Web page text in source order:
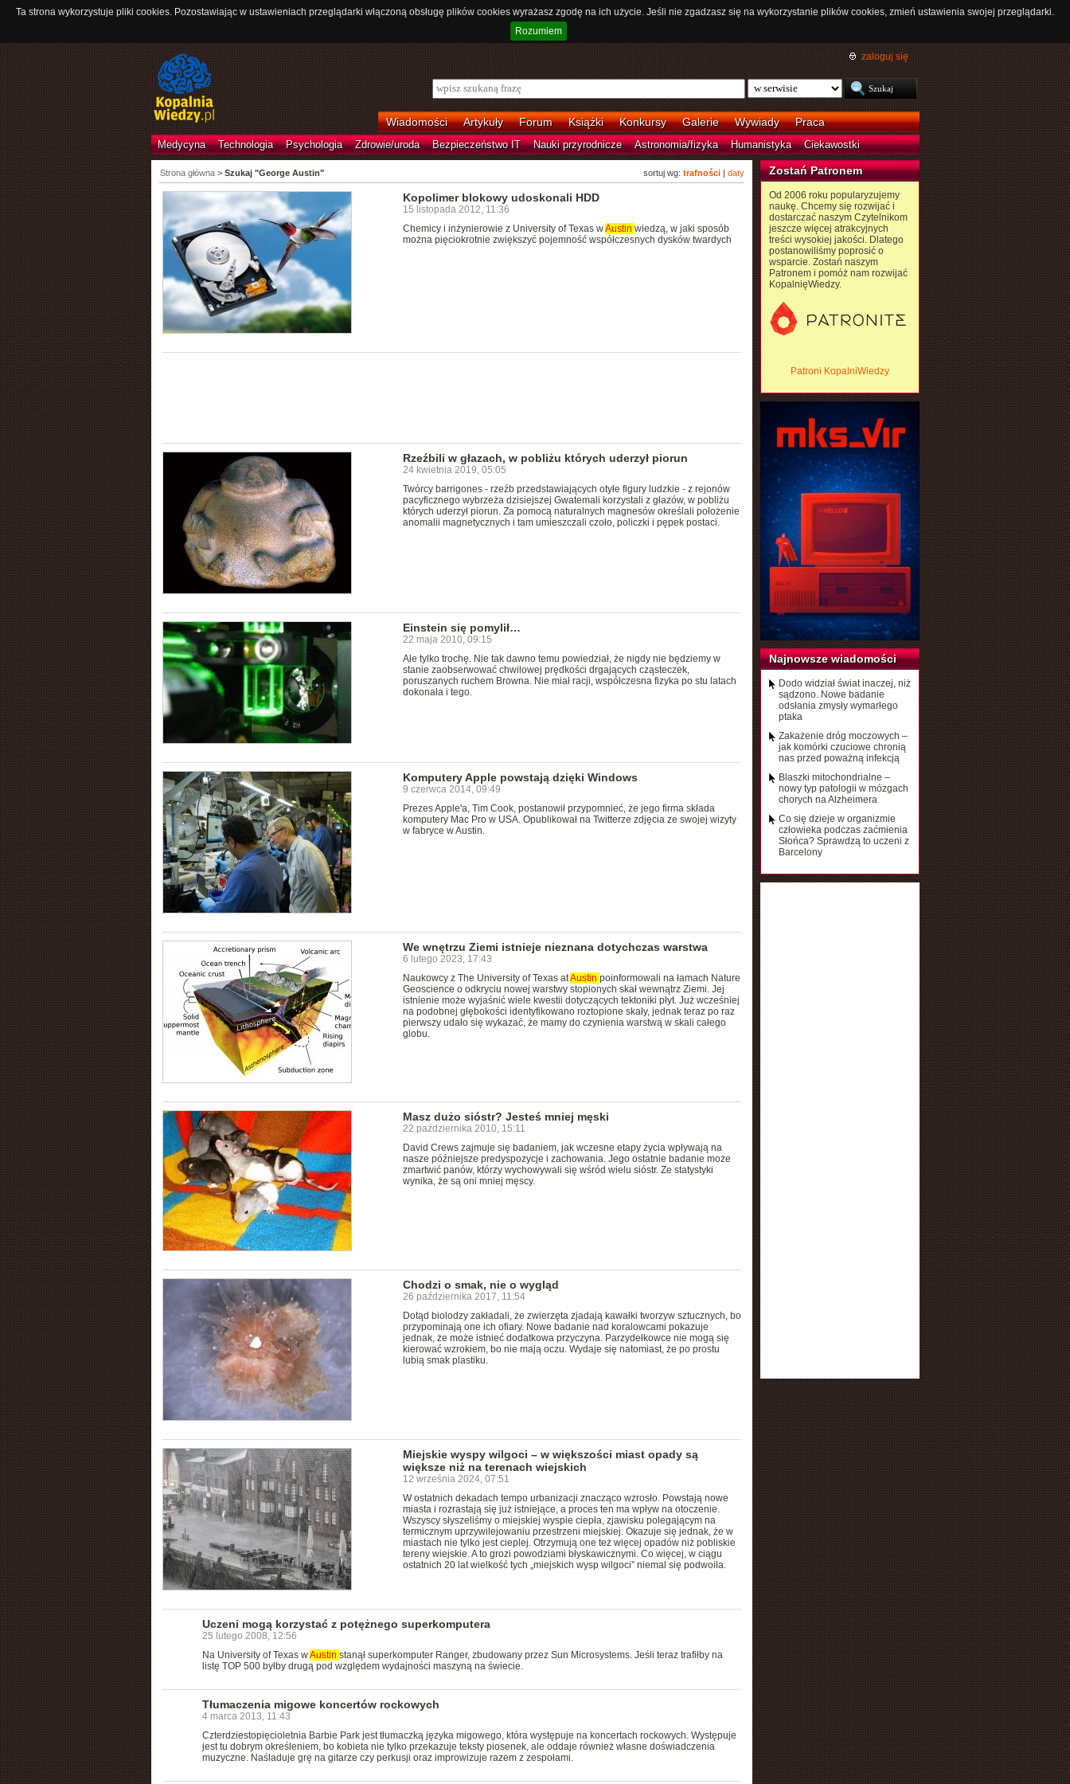
Ta strona wykorzystuje pliki cookies. Pozostawiając w ustawieniach przeglądarki włączoną obsługę plików cookies wyrażasz zgodę na ich użycie. Jeśli nie zgadzasz się na wykorzystanie plików cookies, zmień ustawienia swojej przeglądarki.
Rozumiem
zaloguj się
Wiadomości Artykuły Forum Książki Konkursy Galerie Wywiady Praca
Medycyna Technologia Psychologia Zdrowie/uroda Bezpieczeństwo IT Nauki przyrodnicze Astronomia/fizyka Humanistyka Ciekawostki
sortuj wg: trafności| daty
Strona główna> Szukaj "George Austin"
Kopolimer blokowy udoskonali HDD
15 listopada 2012, 11:36
Chemicy i inżynierowie z University of Texas wAustin wiedzą, w jaki sposób
można pięciokrotnie zwiększyć pojemność współczesnych dysków twardych
Rzeźbili w głazach, w pobliżu których uderzył piorun
24 kwietnia 2019, 05:05
Twórcy barrigones - rzeźb przedstawiających otyłe figury ludzkie - z rejonów
pacyficznego wybrzeża dzisiejszej Gwatemali korzystali z głazów, w pobliżu
których uderzył piorun. Za pomocą naturalnych magnesów określali położenie
anomalii magnetycznych i tam umieszczali czoło, policzki i pępek postaci.
Einstein się pomylił…
22 maja 2010, 09:15
Ale tylko trochę. Nie tak dawno temu powiedział, że nigdy nie będziemy w
stanie zaobserwować chwilowej prędkości drgających cząsteczek,
poruszanych ruchem Browna. Nie miał racji, współczesna fizyka po stu latach
dokonała i tego.
Komputery Apple powstają dzięki Windows
9 czerwca 2014, 09:49
Prezes Apple'a, Tim Cook, postanowił przypomnieć, że jego firma składa
komputery Mac Pro w USA. Opublikował na Twitterze zdjęcia ze swojej wizyty
w fabryce w Austin.
We wnętrzu Ziemi istnieje nieznana dotychczas warstwa
6 lutego 2023, 17:43
Naukowcy z The University of Texas atAustin poinformowali na łamach Nature
Geoscience o odkryciu nowej warstwy stopionych skał wewnątrz Ziemi. Jej
istnienie może wyjaśnić wiele kwestii dotyczących tektoniki płyt. Już wcześniej
na podobnej głębokości identyfikowano roztopione skały, jednak teraz po raz
pierwszy udało się wykazać, że mamy do czynienia warstwą w skali całego
globu.
Masz dużo sióstr? Jesteś mniej męski
22 października 2010, 15:11
David Crews zajmuje się badaniem, jak wczesne etapy życia wpływają na
nasze późniejsze predyspozycje i zachowania. Jego ostatnie badanie może
zmartwić panów, którzy wychowywali się wśród wielu sióstr. Ze statystyki
wynika, że są oni mniej męscy.
Chodzi o smak, nie o wygląd
26 października 2017, 11:54
Dotąd biolodzy zakładali, że zwierzęta zjadają kawałki tworzyw sztucznych, bo
przypominają one ich ofiary. Nowe badanie nad koralowcami pokazuje
jednak, że może istnieć dodatkowa przyczyna. Parzydełkowce nie mogą się
kierować wzrokiem, bo nie mają oczu. Wydaje się natomiast, że po prostu
lubią smak plastiku.
Miejskie wyspy wilgoci – w większości miast opady są
większe niż na terenach wiejskich
12 września 2024, 07:51
W ostatnich dekadach tempo urbanizacji znacząco wzrosło. Powstają nowe
miasta i rozrastają się już istniejące, a proces ten ma wpływ na otoczenie.
Wszyscy słyszeliśmy o miejskiej wyspie ciepła, zjawisku polegającym na
termicznym uprzywilejowaniu przestrzeni miejskiej. Okazuje się jednak, że w
miastach nie tylko jest cieplej. Otrzymują one też więcej opadów niż pobliskie
tereny wiejskie. A to grozi powodziami błyskawicznymi. Co więcej, w ciągu
ostatnich 20 lat wielkość tych „miejskich wysp wilgoci” niemal się podwoiła.
Uczeni mogą korzystać z potężnego superkomputera
25 lutego 2008, 12:56
Na University of Texas wAustin stanął superkomputer Ranger, zbudowany przez Sun Microsystems. Jeśli teraz trafiłby na
listę TOP 500 byłby drugą pod względem wydajności maszyną na świecie.
Tłumaczenia migowe koncertów rockowych
4 marca 2013, 11:43
Czterdziestopięcioletnia Barbie Park jest tłumaczką języka migowego, która występuje na koncertach rockowych. Występuje
jest tu dobrym określeniem, bo kobieta nie tylko przekazuje teksty piosenek, ale oddaje również własne doświadczenia
muzyczne. Naśladuje grę na gitarze czy perkusji oraz improwizuje razem z zespołami.
Zostań Patronem
Od 2006 roku popularyzujemy
naukę. Chcemy się rozwijać i
dostarczać naszym Czytelnikom
jeszcze więcej atrakcyjnych
treści wysokiej jakości. Dlatego
postanowiliśmy poprosić o
wsparcie. Zostań naszym
Patronem i pomóż nam rozwijać
KopalnięWiedzy.
Patroni KopalniWiedzy
Najnowsze wiadomości
Dodo widział świat inaczej, niż
sądzono. Nowe badanie
odsłania zmysły wymarłego
ptaka
Zakażenie dróg moczowych –
jak komórki czuciowe chronią
nas przed poważną infekcją
Blaszki mitochondrialne –
nowy typ patologii w mózgach
chorych na Alzheimera
Co się dzieje w organizmie
człowieka podczas zaćmienia
Słońca? Sprawdzą to uczeni z
Barcelony